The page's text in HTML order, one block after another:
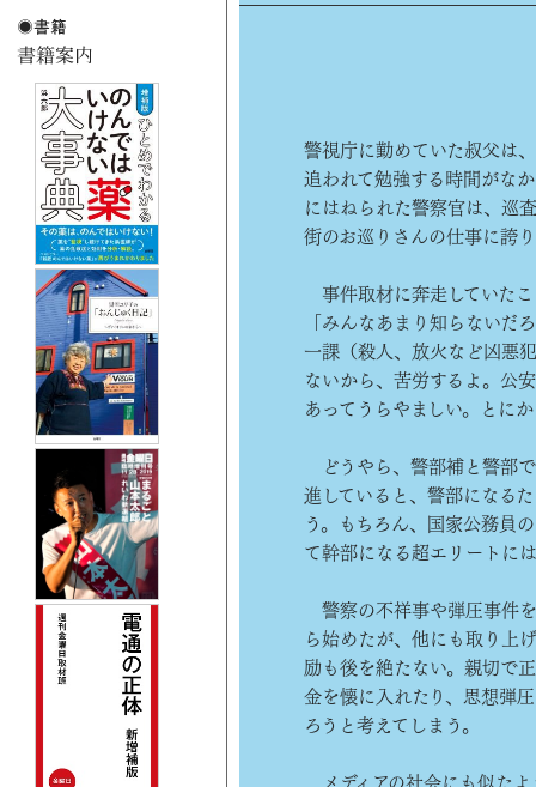
警視庁に勤めていた叔父は
追われて勉強する時間がな
にはねられた警察官は、巡
街のお巡りさんの仕事に誇
事件取材に奔走していた
「みんなあまり知らないだ
一課（殺人、放火など凶悪
ないから、苦労するよ。公
あってうらやましい。とに
どうやら、警部補と警部
進していると、警部になる
う。もちろん、国家公務員
て幹部になる超エリートに
警察の不祥事や弾圧事件
ら始めたが、他にも取り上
励も後を絶たない。親切で
金を懐に入れたり、思想弾
ろうと考えてしまう。
メディアの社会にも似たよ